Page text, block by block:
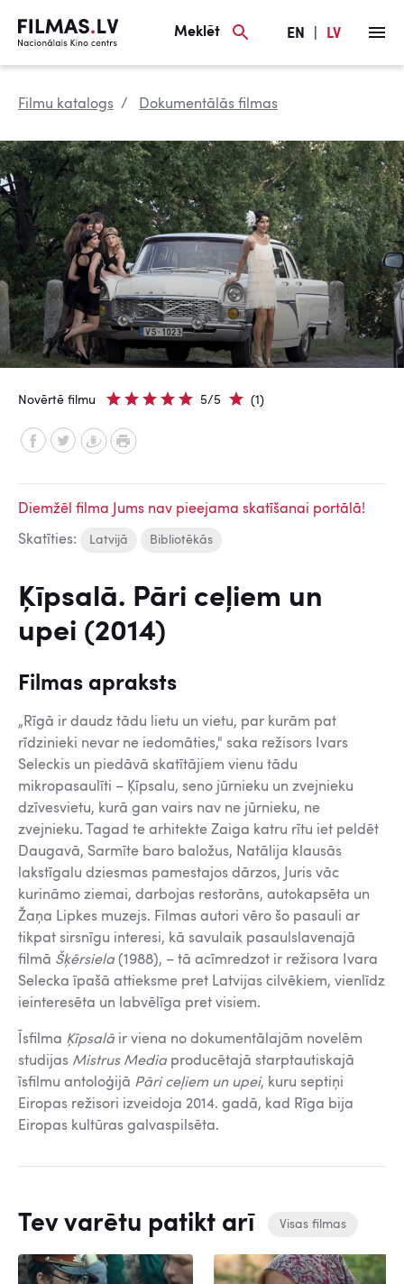
Meklēt EN LV
Filmu katalogs Dokumentālās filmas
Novērtē filmu 5/5 (1)
Diemžēl filma Jums nav pieejama skatīšanai portālā!
Skatīties: Latvijā Bibliotēkās
Ķīpsalā. Pāri ceļiem un
upei (2014)
Filmas apraksts
„Rīgā ir daudz tādu lietu un vietu, par kurām pat
rīdzinieki nevar ne iedomāties," saka režisors Ivars
Seleckis un piedāvā skatītājiem vienu tādu
mikropasaulīti – Ķīpsalu, seno jūrnieku un zvejnieku
dzīvesvietu, kurā gan vairs nav ne jūrnieku, ne
zvejnieku. Tagad te arhitekte Zaiga katru rītu iet peldēt
Daugavā, Sarmīte baro baložus, Natālija klausās
lakstīgalu dziesmas pamestajos dārzos, Juris vāc
kurināmo ziemai, darbojas restorāns, autokapsēta un
Žaņa Lipkes muzejs. Filmas autori vēro šo pasauli ar
tikpat sirsnīgu interesi, kā savulaik pasaulslavenajā
filmā Šķērsiela (1988), – tā acīmredzot ir režisora Ivara
Selecka īpašā attieksme pret Latvijas cilvēkiem, vienlīdz
ieinteresēta un labvēlīga pret visiem.
Īsfilma Ķīpsalā ir viena no dokumentālajām novelēm
studijas Mistrus Media producētajā starptautiskajā
īsfilmu antoloģijā Pāri ceļiem un upei, kuru septiņi
Eiropas režisori izveidoja 2014. gadā, kad Rīga bija
Eiropas kultūras galvaspilsēta.
Tev varētu patikt arī Visas filmas